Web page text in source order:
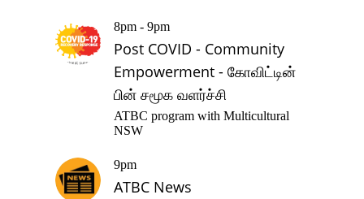
8pm - 9pm
Post COVID - Community
Empowerment - கோவிட்டின்
பின் சமூக வளர்ச்சி
ATBC program with Multicultural
NSW
9pm
ATBC News